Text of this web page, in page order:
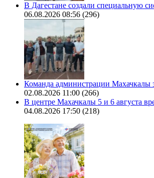
В Дагестане создали специальную
06.08.2026 08:56 (296)
Команда администрации Махачкалы
02.08.2026 11:00 (266)
В центре Махачкалы 5 и 6 августа
04.08.2026 17:50 (218)